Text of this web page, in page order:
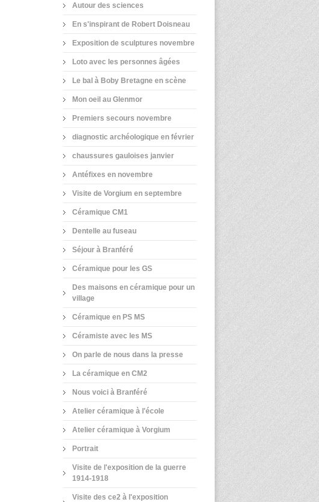
Autour des sciences
En s'inspirant de Robert Doisneau
Exposition de sculptures novembre
Loto avec les personnes âgées
Le bal à Boby Bretagne en scène
Mon oeil au Glenmor
Premiers secours novembre
diagnostic archéologique en février
chaussures gauloises janvier
Antéfixes en novembre
Visite de Vorgium en septembre
Céramique CM1
Dentelle au fuseau
Séjour à Branféré
Céramique pour les GS
Des maisons en céramique pour un
village
Céramique en PS MS
Céramiste avec les MS
On parle de nous dans la presse
La céramique en CM2
Nous voici à Branféré
Atelier céramique à l'école
Atelier céramique à Vorgium
Portrait
Visite de l'exposition de la guerre
1914-1918
Visite des ce2 à l'exposition